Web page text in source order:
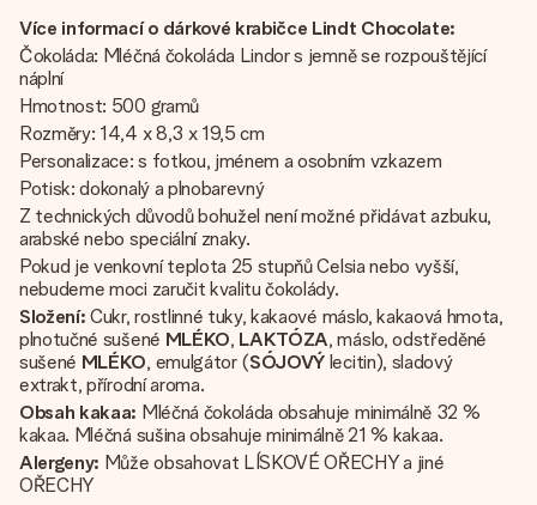
Více informací o dárkové krabičce Lindt Chocolate:
Čokoláda: Mléčná čokoláda Lindor s jemně se rozpouštějící
náplní
Hmotnost: 500 gramů
Rozměry: 14,4 x 8,3 x 19,5 cm
Personalizace: s fotkou, jménem a osobním vzkazem
Potisk: dokonalý a plnobarevný
Z technických důvodů bohužel není možné přidávat azbuku,
arabské nebo speciální znaky.
Pokud je venkovní teplota 25 stupňů Celsia nebo vyšší,
nebudeme moci zaručit kvalitu čokolády.
Složení: Cukr, rostlinné tuky, kakaové máslo, kakaová hmota,
plnotučné sušené MLÉKO, LAKTÓZA, máslo, odstředěné
sušené MLÉKO, emulgátor (SÓJOVÝ lecitin), sladový
extrakt, přírodní aroma.
Obsah kakaa: Mléčná čokoláda obsahuje minimálně 32 %
kakaa. Mléčná sušina obsahuje minimálně 21 % kakaa.
Alergeny: Může obsahovat LÍSKOVÉ OŘECHY a jiné
OŘECHY